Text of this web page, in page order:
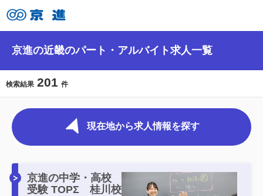
京進の近畿のパート・アルバイト求人一覧
検索結果 201 件
現在地から求人情報を探す
京進の中学・高校
受験 TOPΣ 桂川校